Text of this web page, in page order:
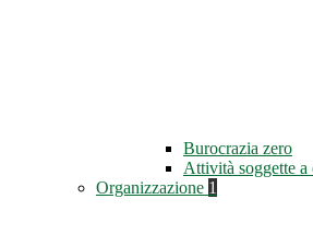
Burocrazia zero
Attività soggette
Organizzazione 1